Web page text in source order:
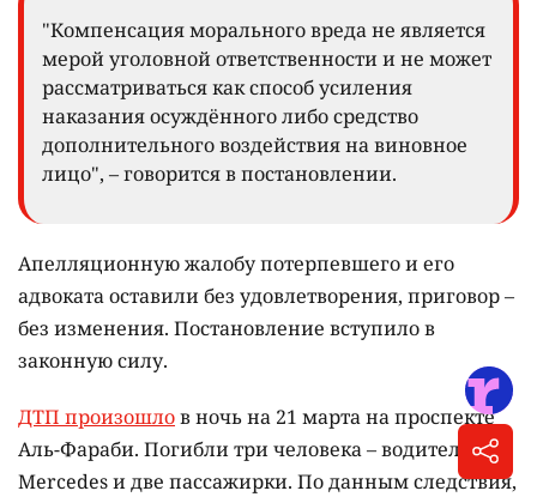
"Компенсация морального вреда не является
мерой уголовной ответственности и не может
рассматриваться как способ усиления
наказания осуждённого либо средство
дополнительного воздействия на виновное
лицо", – говорится в постановлении.
Апелляционную жалобу потерпевшего и его
адвоката оставили без удовлетворения, приговор –
без изменения. Постановление вступило в
законную силу.
ДТП произошлов ночь на 21 марта на проспекте
Аль-Фараби. Погибли три человека – водитель
Mercedes и две пассажирки. По данным следствия,